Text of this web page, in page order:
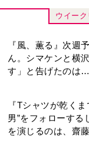
ウイーク
『風、薫る』次週
ん。シマケンと横
す」と告げたのは…
『Tシャツが乾く
男”をフォローする
を演じるのは、齋